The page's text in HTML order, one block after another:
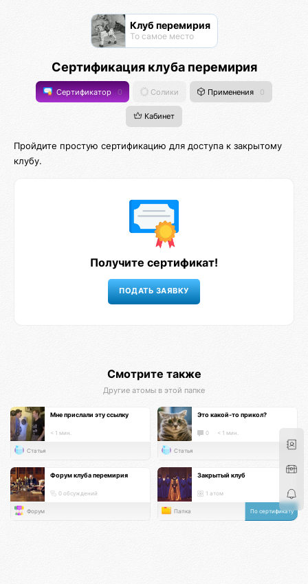
Клуб перемирия
То самое место
Сертификация клуба перемирия
Сертификатор 0 Солики Применения 0
Кабинет
Пройдите простую сертификацию для доступа к закрытому
клубу.
Получите сертификат!
Смотрите также
Другие атомы в этой папке
Мне прислали эту ссылку
< 1 мин.
Статья
Это какой-то прикол?
0 < 1 мин.
Статья
Форум клуба перемирия
0 обсуждений
Форум
Закрытый клуб
1 атом
Папка По сертификату